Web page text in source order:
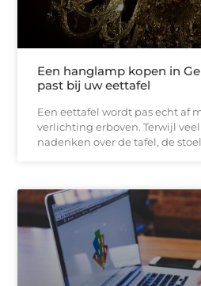
Een hanglamp kopen in
past bij uw eettafel
Een eettafel wordt pas echt af
verlichting erboven. Terwijl
nadenken over de tafel, de